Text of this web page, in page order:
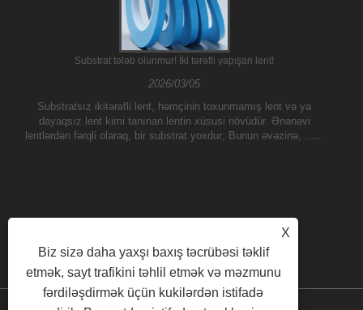
Substrat tələb olunmur! İki tərəfli yapışan lent!
2026/03/05
Substratsız ikitərəfli lent, həmçinin toxunmamış lent və ya
dayaqsız lent kimi tanınan lentin xüsusi növüdür. Ənənəvi
lentlərdən fərqli olaraq, bir substrat yoxdur; Bunun əvəzinə, ......
X
Biz sizə daha yaxşı baxış təcrübəsi təklif
etmək, sayt trafikini təhlil etmək və məzmunu
fərdiləşdirmək üçün kukilərdən istifadə